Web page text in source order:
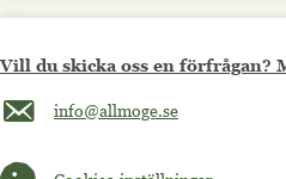
Vill du skicka oss en förfrågan?
Maila oss på info@allmoge.se
info@allmoge.se
Cookies-inställningar